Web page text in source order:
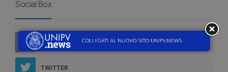
Social Box
FACEBOOK
TWITTER